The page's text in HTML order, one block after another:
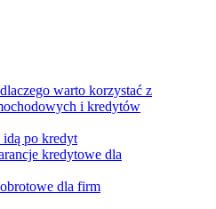
warto korzystać z
i kredytów
idą po kredyt
kredytowe dla
dla firm